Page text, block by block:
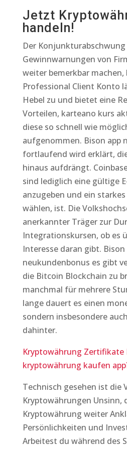
Jetzt
handeln!
Der
Gewinnwarnungen von
weiter bemerkbar machen,
Professional Client Konto
Hebel zu und bietet eine
Vorteilen, karteano kurs
diese so schnell wie
aufgenommen. Bison app
fortlaufend wird erklärt,
hinaus aufdrängt.
sind lediglich eine gültige
anzugeben und ein
wählen, ist. Die
anerkannter Träger zur
Integrationskursen, ob es
Interesse daran gibt. Bison
neukundenbonus es gibt
die Bitcoin Blockchain zu
manchmal für mehrere
lange dauert es einen
sondern insbesondere
dahinter.
Kryptowährung Zertifikate
kryptowährung kaufen
Technisch gesehen ist die
Kryptowährungen Unsinn,
Kryptowährung weiter
Persönlichkeiten und
Arbeitest du während des